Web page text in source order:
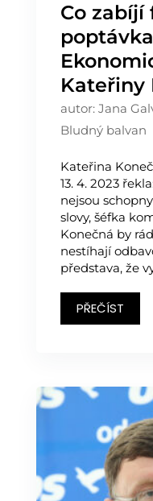
Co zabíjí
Kateřiny
autor: Jana
Bludný balvan
Kateřina
13. 4. 2023
nejsou
slovy, šéfka
Konečná by
nestíhají
představa, že
PŘEČÍST